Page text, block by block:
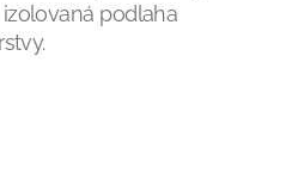
podlaha